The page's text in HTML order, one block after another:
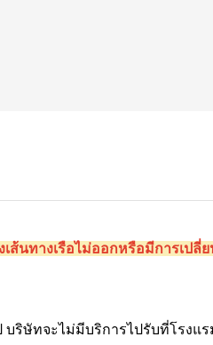
ส้นทางเรือไม่ออกหรือมีการเป
ริษัทจะไม่มีบริการไปรับที่โรงแ